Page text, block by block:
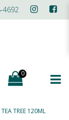
4692
0
TREE 120ML